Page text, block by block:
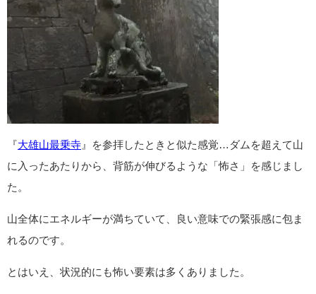
『大雄山最乗寺 』を参拝したときと似た感覚…ダムを超えて山
に入ったあたりから、背筋が伸びるような「怖さ」を感じまし
た。
山全体にエネルギーが満ちていて、良い意味での緊張感に包ま
れるのです。
とはいえ、状況的にも怖い要素は多くありました。